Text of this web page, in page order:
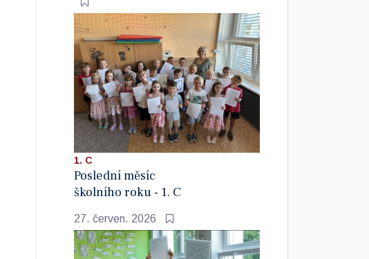
1. C
Poslední měsíc
školního roku - 1. C
27. červen. 2026